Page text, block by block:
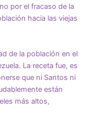
por el fracaso de la
hacia las viejas
de la población en el
La receta fue, es
que ni Santos ni
están
más altos,